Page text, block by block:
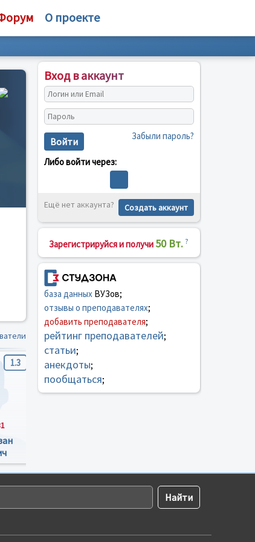
О проекте
1.3
Вход в аккаунт
Войти Забыли пароль?
Либо войти через:
Ещё нет аккаунта? Создать аккаунт
Зарегистрируйся и получи 50 Вт. ?
база данныхВУЗов;
отзывы о преподавателях;
добавить преподавателя;
рейтинг преподавателей;
статьи;
анекдоты;
пообщаться;